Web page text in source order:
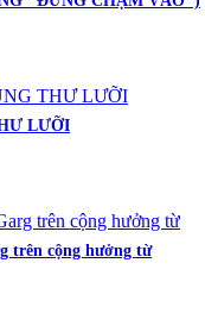
LƯỠI
trên cộng hưởng từ